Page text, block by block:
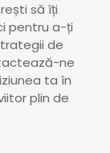
să îți
pentru a-ți
de
ne
ta în
plin de